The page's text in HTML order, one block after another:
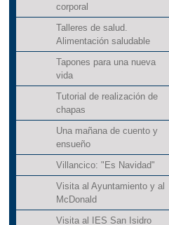
corporal
Talleres de salud.
Alimentación saludable
Tapones para una nueva
vida
Tutorial de realización de
chapas
Una mañana de cuento y
ensueño
Villancico: "Es Navidad"
Visita al Ayuntamiento y al
McDonald
Visita al IES San Isidro